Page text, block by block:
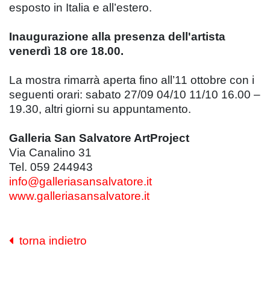
esposto in Italia e all’estero.
Inaugurazione alla presenza dell'artista
venerdì 18 ore 18.00.
La mostra rimarrà aperta fino all’11 ottobre con i
seguenti orari: sabato 27/09 04/10 11/10 16.00 –
19.30, altri giorni su appuntamento.
Galleria San Salvatore ArtProject
Via Canalino 31
Tel. 059 244943
info@galleriasansalvatore.it
www.galleriasansalvatore.it
torna indietro